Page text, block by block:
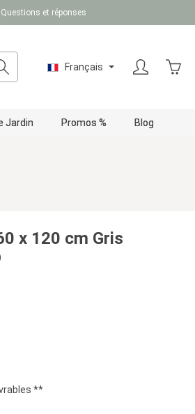
Questions et réponses
Français
Jardin Promos % Blog
x 120 cm Gris
**